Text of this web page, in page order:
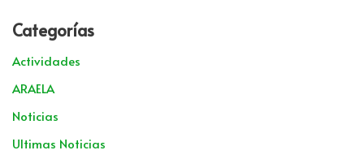
Categorías
Actividades
ARAELA
Noticias
Ultimas Noticias